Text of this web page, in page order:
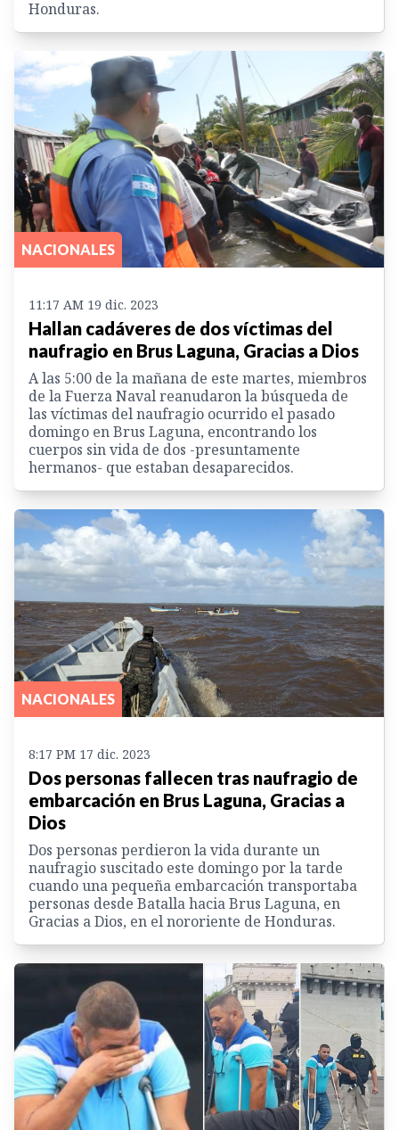
Honduras.
NACIONALES
11:17 AM 19 dic. 2023
Hallan cadáveres de dos víctimas del
naufragio en Brus Laguna, Gracias a Dios
A las 5:00 de la mañana de este martes, miembros
de la Fuerza Naval reanudaron la búsqueda de
las víctimas del naufragio ocurrido el pasado
domingo en Brus Laguna, encontrando los
cuerpos sin vida de dos -presuntamente
hermanos- que estaban desaparecidos.
NACIONALES
8:17 PM 17 dic. 2023
Dos personas fallecen tras naufragio de
embarcación en Brus Laguna, Gracias a
Dios
Dos personas perdieron la vida durante un
naufragio suscitado este domingo por la tarde
cuando una pequeña embarcación transportaba
personas desde Batalla hacia Brus Laguna, en
Gracias a Dios, en el nororiente de Honduras.